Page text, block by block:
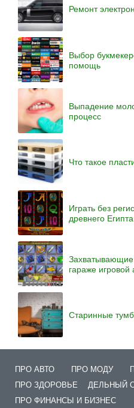
Ремонт
Выбор
помощь
Выпадение
процесс
Что такое
Играть без
древнего Египта
гараже
Старинные
ПРО АВТО ПРО МОДУ
ПРО ЗДОРОВЬЕ
ДЕЛЬНЫЙ
ПРО ФИНАНСЫ И БИЗНЕС